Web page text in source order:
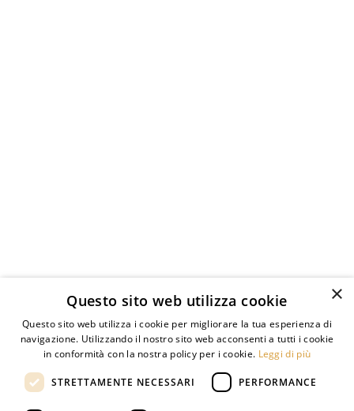
Qualità bio certificata
×
Questo sito web utilizza cookie
Questo sito web utilizza i cookie per migliorare la tua esperienza di
navigazione. Utilizzando il nostro sito web acconsenti a tutti i cookie
in conformità con la nostra policy per i cookie. Leggi di più
STRETTAMENTE NECESSARI PERFORMANCE